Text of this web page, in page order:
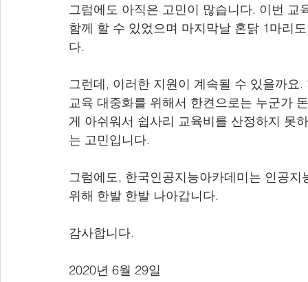
그럼에도 아직은 고민이 많습니다. 이번
함께 할 수 있었으며 마지막날 혼닭 1마리
다.
그런데, 이러한 지원이 계속될 수 있을까
교육 대중화를 위해서 한켠으로는 누군가
게 아쉬워서 쉽사리 교육비를 산정하지 못
는 고민입니다.
그럼에도, 한국인공지능아카데미는 인공
위해 한발 한발 나아갑니다.
감사합니다.
2020년 6월 29일